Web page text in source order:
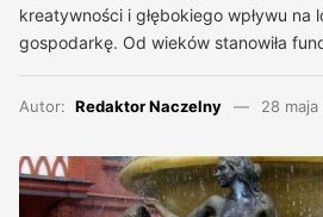
kreatywności i głębokiego wpływu na
gospodarkę. Od wieków stanowiła
Autor: Redaktor Naczelny 28